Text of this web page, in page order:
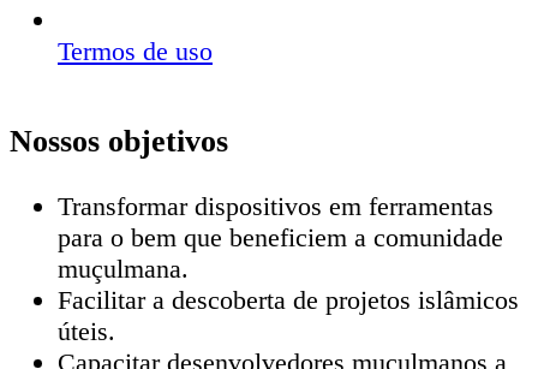
Termos de uso
Nossos objetivos
Transformar dispositivos em ferramentas
para o bem que beneficiem a comunidade
muçulmana.
Facilitar a descoberta de projetos islâmicos
úteis.
Capacitar desenvolvedores muçulmanos a